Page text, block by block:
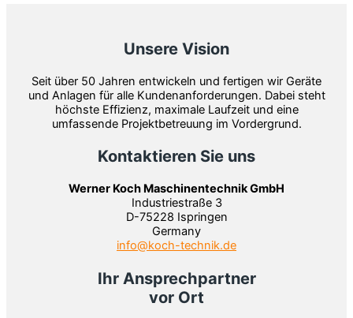
Unsere Vision
Seit über 50 Jahren entwickeln und fertigen wir Geräte
und Anlagen für alle Kundenanforderungen. Dabei steht
höchste Effizienz, maximale Laufzeit und eine
umfassende Projektbetreuung im Vordergrund.
Kontaktieren Sie uns
Werner Koch Maschinentechnik GmbH
Industriestraße 3
D-75228 Ispringen
Germany
info@koch-technik.de
Ihr Ansprechpartner
vor Ort